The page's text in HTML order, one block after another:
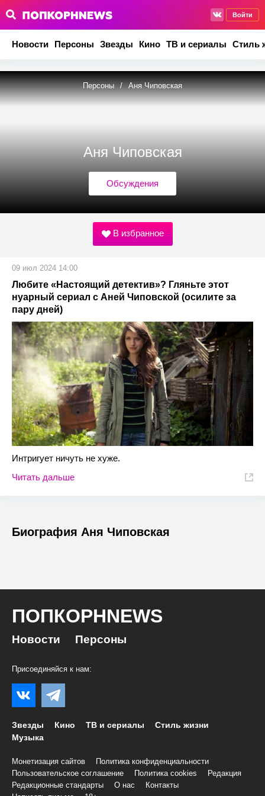
Войти
Новости Персоны Звезды Кино ТВ и сериалы Стиль
Персоны / Аня Чиповская
Аня Чиповская
Обсуждения
В избранное
09 июл 2024 14:00
Любите «Настоящий детектив»? Гляньте этот
нуарный сериал с Аней Чиповской (осилите за
пару дней)
Интригует ничуть не хуже.
Читать дальше
Биография Аня Чиповская
ПОПКОРНNEWS
Новости Персоны
Присоединяйся к нам:
Звезды Кино ТВ и сериалы
Стиль жизни
Музыка
Монетизация сайтов
Политика конфиденциальности
Пользовательское соглашение
Политика cookies
Редакция
Редакционные стандарты
О нас
Контакты